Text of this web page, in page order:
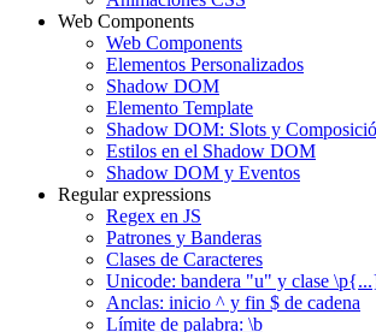
Web Components
Web Components
Elementos Personalizados
Shadow DOM
Elemento Template
Shadow DOM: Slots y
Estilos en el Shadow DOM
Shadow DOM y Eventos
Regular expressions
Regex en JS
Patrones y Banderas
Clases de Caracteres
Unicode: bandera "u" y clase
Anclas: inicio ^ y fin $ de cadena
Límite de palabra: \b